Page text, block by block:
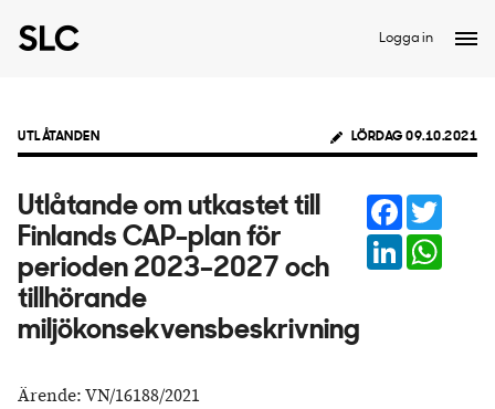
Logga in
UTLÅTANDEN LÖRDAG 09.10.2021
Utlåtande om utkastet till
Finlands CAP-plan för
perioden 2023–2027 och
tillhörande
miljökonsekvensbeskrivning
Facebook
LinkedIn
Ärende: VN/16188/2021